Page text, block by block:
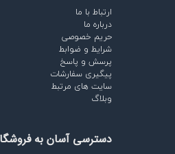
ارتباط با ما
درباره ما
حریم خصوصی
شرایط و ضوابط
پرسش و پاسخ
پیگیری سفارشات
سایت های مرتبط
وبلاگ
دسترسی آسان به